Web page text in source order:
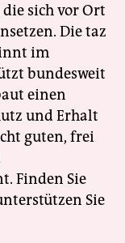
sich vor Ort
Die taz
im
bundesweit
einen
und Erhalt
guten, frei
Finden Sie
Sie